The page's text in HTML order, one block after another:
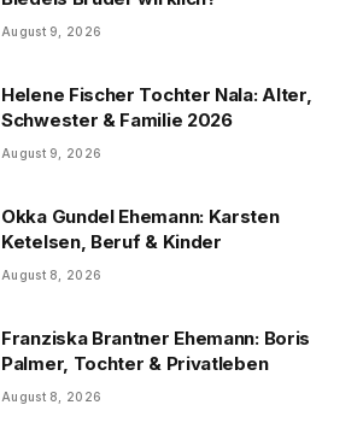
August 9, 2026
Helene Fischer Tochter Nala: Alter,
Schwester & Familie 2026
August 9, 2026
Okka Gundel Ehemann: Karsten
Ketelsen, Beruf & Kinder
August 8, 2026
Franziska Brantner Ehemann: Boris
Palmer, Tochter & Privatleben
August 8, 2026